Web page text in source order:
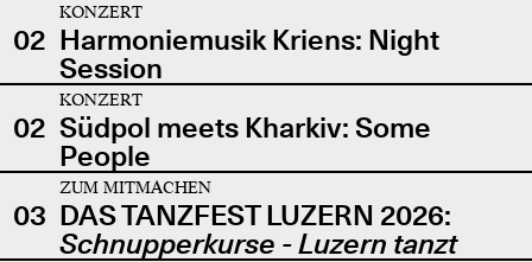
02
KONZERT
Harmoniemusik Kriens: Night
Session
02
KONZERT
Südpol meets Kharkiv: Some
People
03
ZUM MITMACHEN
DAS TANZFEST LUZERN 2026:
Schnupperkurse - Luzern tanzt